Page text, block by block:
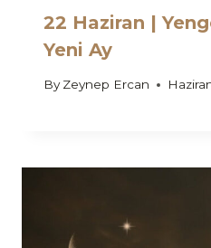
22 Haziran |
Yeni Ay
By Zeynep Ercan